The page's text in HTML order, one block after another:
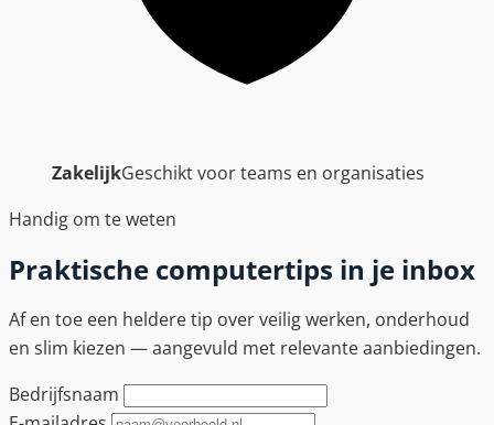
ZakelijkGeschikt voor teams en organisaties
Handig om te weten
Praktische computertips in je inbox
Af en toe een heldere tip over veilig werken, onderhoud
en slim kiezen — aangevuld met relevante aanbiedingen.
Bedrijfsnaam